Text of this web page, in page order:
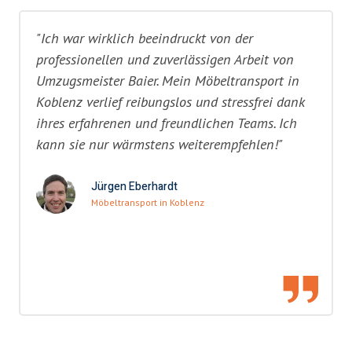
"Ich war wirklich beeindruckt von der
professionellen und zuverlässigen Arbeit von
Umzugsmeister Baier. Mein Möbeltransport in
Koblenz verlief reibungslos und stressfrei dank
ihres erfahrenen und freundlichen Teams. Ich
kann sie nur wärmstens weiterempfehlen!"
Jürgen Eberhardt
Möbeltransport in Koblenz